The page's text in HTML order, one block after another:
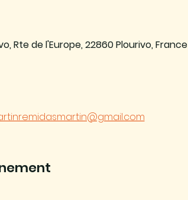
Rte de l'Europe, 22860 Plourivo, France